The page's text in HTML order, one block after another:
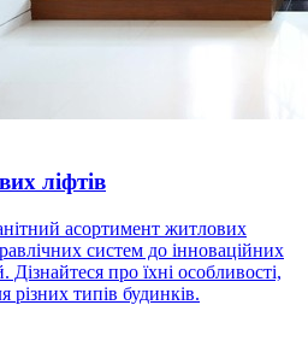
ліфтів
асортимент житлових
систем до інноваційних
про їхні особливості,
різних типів будинків.